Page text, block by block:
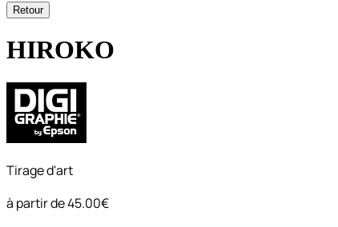
Retour
HIROKO
Tirage d'art
à partir de45.00€